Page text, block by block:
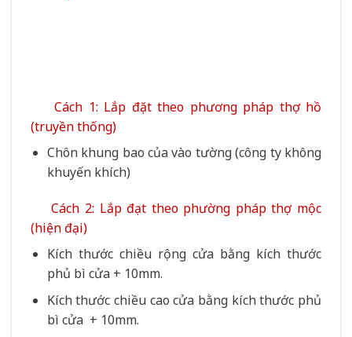
Cách 1: Lắp đặt theo phương pháp thợ hồ
(truyền thống)
Chôn khung bao của vào tường (công ty không
khuyến khích)
Cách 2: Lắp đạt theo phường pháp thợ mộc
(hiện đại)
Kích thước chiều rộng cửa bằng kích thước
phủ bì cửa + 10mm.
Kích thước chiều cao cửa bằng kích thước phủ
bì cửa + 10mm.